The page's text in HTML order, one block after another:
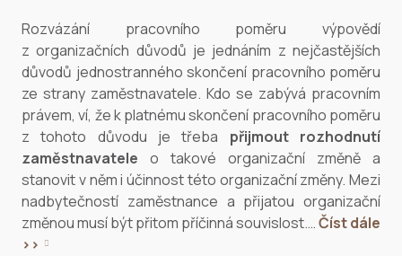
Rozvázání pracovního poměru výpovědí
z organizačních důvodů je jednáním z nejčastějších
důvodů jednostranného skončení pracovního poměru
ze strany zaměstnavatele. Kdo se zabývá pracovním
právem, ví, že k platnému skončení pracovního poměru
z tohoto důvodu je třeba přijmout rozhodnutí
zaměstnavatele o takové organizační změně a
stanovit v něm i účinnost této organizační změny. Mezi
nadbytečností zaměstnance a přijatou organizační
změnou musí být přitom příčinná souvislost.…Číst dále
>>